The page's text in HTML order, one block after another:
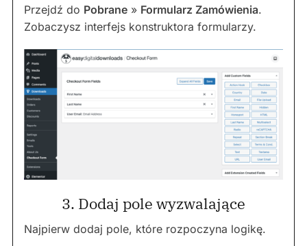
Przejdź do Pobrane » Formularz Zamówienia.
Zobaczysz interfejs konstruktora formularzy.
3. Dodaj pole wyzwalające
Najpierw dodaj pole, które rozpoczyna logikę.